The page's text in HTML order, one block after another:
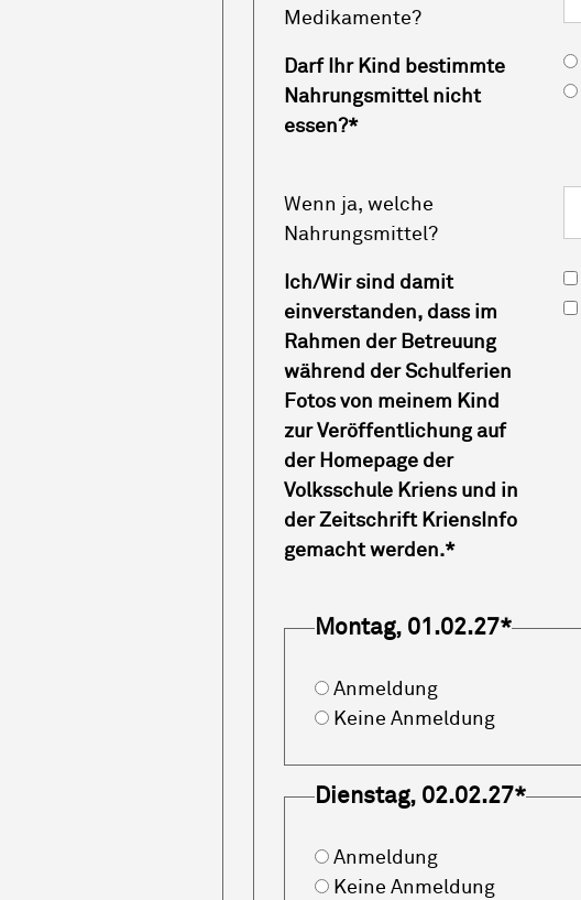
Medikamente?
Darf Ihr Kind bestimmte
Nahrungsmittel nicht
essen?*
Wenn ja, welche
Nahrungsmittel?
Ich/Wir sind damit
einverstanden, dass im
Rahmen der Betreuung
während der Schulferien
Fotos von meinem Kind
zur Veröffentlichung auf
der Homepage der
Volksschule Kriens und in
der Zeitschrift KriensInfo
gemacht werden.*
Montag, 01.02.27*
Anmeldung
Keine Anmeldung
Dienstag, 02.02.27*
Anmeldung
Keine Anmeldung